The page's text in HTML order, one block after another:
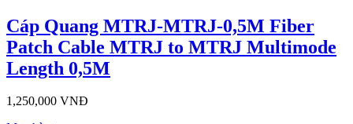
Cáp Quang MTRJ-MTRJ-0,5M Fiber
Patch Cable MTRJ to MTRJ Multimode
Length 0,5M
1,250,000 VNĐ